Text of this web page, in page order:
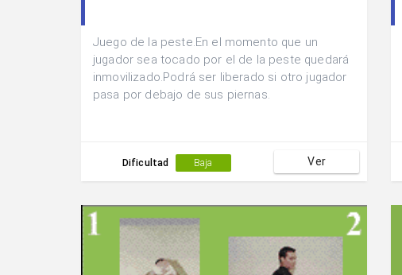
Juego de la peste.En el momento que un
jugador sea tocado por el de la peste quedará
inmovilizado.Podrá ser liberado si otro jugador
pasa por debajo de sus piernas.
Dificultad Baja Ver